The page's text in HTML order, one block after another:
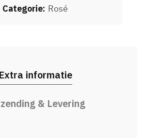
Categorie: Rosé
Extra informatie
& Levering